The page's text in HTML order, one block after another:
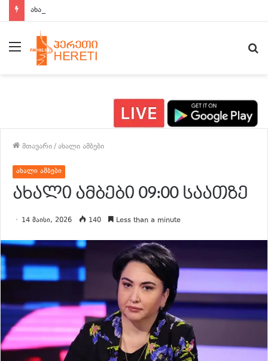
ახალი ამბები 15:00 საათზე
მენიუ
მთავარი/ახალი ამბები
ახალი ამბები
ახალი ამბები 09:00 საათზე
14 მაისი, 2026 140 Less than a minute